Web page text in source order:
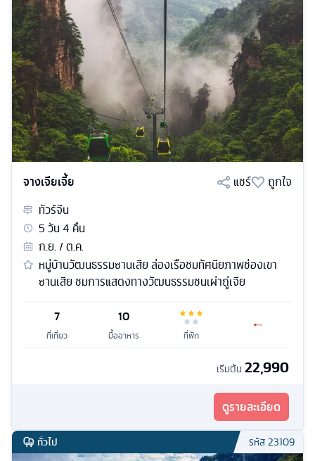
จางเจียเจี้ย แชร์
ถูกใจ
ทัวร์จีน
5วัน4 คืน
ก.ย. / ต.ค.
หมู่บ้านวัฒนธรรมซานเสีย ล่องเรือชมทัศนียภาพช่องเขา
ซานเสีย ชมการแสดงทางวัฒนธรรมชนเผ่าถู่เจีย
7
ที่เที่ยว
10
มื้ออาหาร ที่พัก
เริ่มต้น 22,990
ดูรายละเอียด
ทั่วไป รหัส23109